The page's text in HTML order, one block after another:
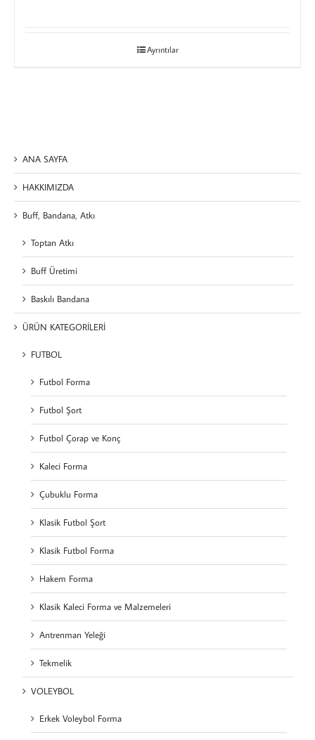
Ayrıntılar
ANA SAYFA
HAKKIMIZDA
Buff, Bandana, Atkı
Toptan Atkı
Buff Üretimi
Baskılı Bandana
ÜRÜN KATEGORİLERİ
FUTBOL
Futbol Forma
Futbol Şort
Futbol Çorap ve Konç
Kaleci Forma
Çubuklu Forma
Klasik Futbol Şort
Klasik Futbol Forma
Hakem Forma
Klasik Kaleci Forma ve Malzemeleri
Antrenman Yeleği
Tekmelik
VOLEYBOL
Erkek Voleybol Forma